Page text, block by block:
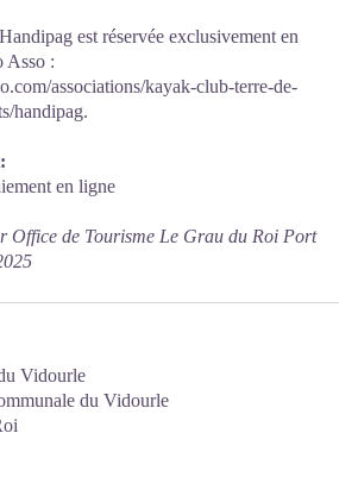
est réservée exclusivement en
Asso :
associations/kayak-club-terre-de-
handipag.
en ligne
Office de Tourisme Le Grau du Roi Port
Vidourle
du Vidourle